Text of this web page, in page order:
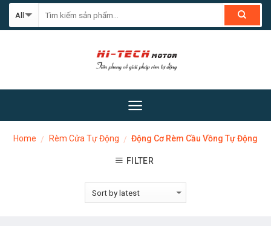
Skip
Home / Rèm Cửa Tự Động / Động Cơ Rèm Cầu Vồng Tự Động
FILTER